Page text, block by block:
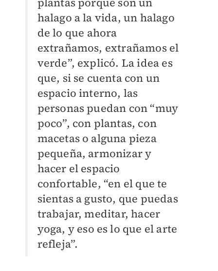
halago a la vida, un halago
de lo que ahora
extrañamos, extrañamos el
verde”, explicó. La idea es
que, si se cuenta con un
espacio interno, las
personas puedan con “muy
poco”, con plantas, con
macetas o alguna pieza
pequeña, armonizar y
hacer el espacio
confortable, “en el que te
sientas a gusto, que puedas
trabajar, meditar, hacer
yoga, y eso es lo que el arte
refleja”.